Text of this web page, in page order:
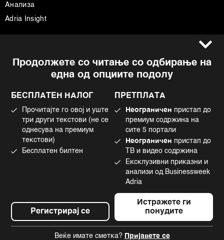
Продолжете со читање со одбирање на
една од опциите подолу
БЕСПЛАТЕН НАЛОГ
Прочитајте го овој и уште
три други текстови (не се
однесува на премиум
текстови)
Бесплатен билтен
Регистрирај се
ПРЕТПЛАТА
Неограничен пристап до
премиум содржина на
сите 5 портали
Неограничен пристап до
ТВ и видео содржина
Ексклузивни приказни и
анализи од Businessweek
Adria
Истражете ги
понудите
Веќе имате сметка? Пријавете се
Анализа
Adria Insight
Импресум
Политика на приватност
Политика за колачиња
Употреба на вештачка интелигенција
Facebook
Instagram
Twitter
Tiktok
©2022 - 2026 Bloomberg L.P. All Rights Reserved. BLOOMBERG and the
BLOOMBERG logo are registered trademarks and service marks of
Bloomberg Finance L.P. or its subsidiaries, displayed with permission
Bloomberg Adria is a Mtel Swiss SA Property
News CMS by Cubes